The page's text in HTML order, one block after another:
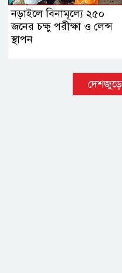
নড়াইলে বিনামূল্যে ২৫০
জনের চক্ষু পরীক্ষা ও লেন্স
স্থাপন